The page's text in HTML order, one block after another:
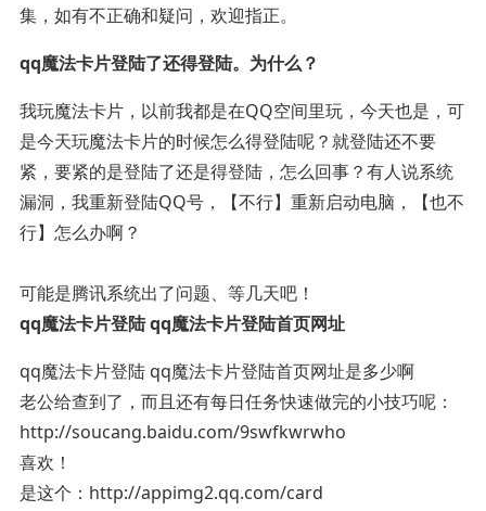
集，如有不正确和疑问，欢迎指正。
qq魔法卡片登陆了还得登陆。为什么？
我玩魔法卡片，以前我都是在QQ空间里玩，今天也是，可
是今天玩魔法卡片的时候怎么得登陆呢？就登陆还不要
紧，要紧的是登陆了还是得登陆，怎么回事？有人说系统
漏洞，我重新登陆QQ号，【不行】重新启动电脑，【也不
行】怎么办啊？
可能是腾讯系统出了问题、等几天吧！
qq魔法卡片登陆 qq魔法卡片登陆首页网址
qq魔法卡片登陆 qq魔法卡片登陆首页网址是多少啊
老公给查到了，而且还有每日任务快速做完的小技巧呢：
http://soucang.baidu.com/9swfkwrwho
喜欢！
是这个：http://appimg2.qq.com/card